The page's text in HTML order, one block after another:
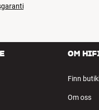
OM
Finn
Om oss